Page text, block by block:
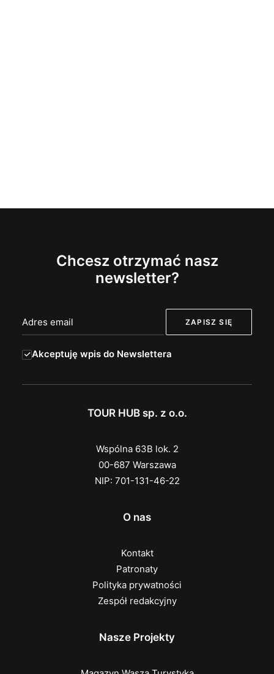
Chcesz otrzymać nasz
newsletter?
Akceptuję wpis do Newslettera
TOUR HUB sp. z o.o.
Wspólna 63B lok. 2
00-687 Warszawa
NIP: 701-131-46-22
O nas
Kontakt
Patronaty
Polityka prywatności
Zespół redakcyjny
Nasze Projekty